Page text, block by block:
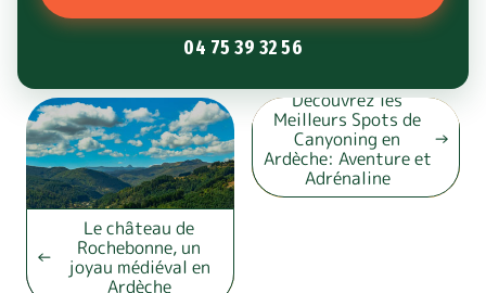
04 75 39 32 56
Le château de
Rochebonne, un
joyau médiéval en
Ardèche
Découvrez les
Meilleurs Spots de
Canyoning en
Ardèche: Aventure et
Adrénaline